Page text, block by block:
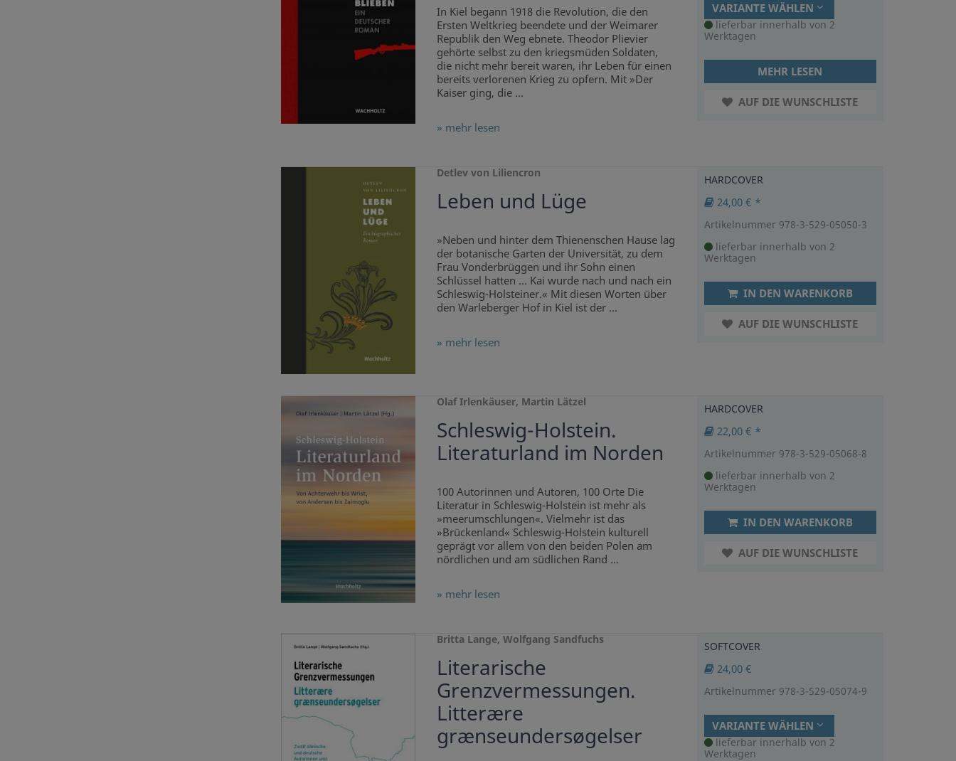
In Kiel begann 1918 die Revolution, die den
Ersten Weltkrieg beendete und der Weimarer
Republik den Weg ebnete. Theodor Plievier
gehörte selbst zu den kriegsmüden Soldaten,
die nicht mehr bereit waren, ihr Leben für einen
bereits verlorenen Krieg zu opfern. Mit »Der
Kaiser ging, die ...
» mehr lesen
VARIANTE WÄHLEN
lieferbar innerhalb von 2
Werktagen
MEHR LESEN
AUF DIE WUNSCHLISTE
Detlev von Liliencron
Leben und Lüge
»Neben und hinter dem Thienenschen Hause lag
der botanische Garten der Universität, zu dem
Frau Vonderbrüggen und ihr Sohn einen
Schlüssel hatten … Kai wurde nach und nach ein
Schleswig-Holsteiner.« Mit diesen Worten über
den Warleberger Hof in Kiel ist der ...
» mehr lesen
HARDCOVER
24,00 € *
Artikelnummer 978-3-529-05050-3
lieferbar innerhalb von 2
Werktagen
IN DEN WARENKORB
AUF DIE WUNSCHLISTE
Olaf Irlenkäuser, Martin Lätzel
Schleswig-Holstein.
Literaturland im Norden
100 Autorinnen und Autoren, 100 Orte Die
Literatur in Schleswig-Holstein ist mehr als
»meerumschlungen«. Vielmehr ist das
»Brückenland« Schleswig-Holstein kulturell
geprägt vor allem von den beiden Polen am
nördlichen und am südlichen Rand ...
» mehr lesen
HARDCOVER
22,00 € *
Artikelnummer 978-3-529-05068-8
lieferbar innerhalb von 2
Werktagen
IN DEN WARENKORB
AUF DIE WUNSCHLISTE
Britta Lange, Wolfgang Sandfuchs
Literarische
Grenzvermessungen.
Litterære
grænseundersøgelser
SOFTCOVER
24,00 €
Artikelnummer 978-3-529-05074-9
VARIANTE WÄHLEN
lieferbar innerhalb von 2
Werktagen